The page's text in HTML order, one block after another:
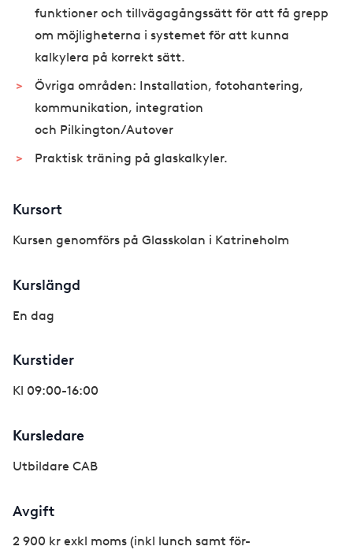
funktioner och tillvägagångssätt för att få grepp
om möjligheterna i systemet för att kunna
kalkylera på korrekt sätt.
Övriga områden: Installation, fotohantering,
kommunikation, integration
och Pilkington/Autover
Praktisk träning på glaskalkyler.
Kursort
Kursen genomförs på Glasskolan i Katrineholm
Kurslängd
En dag
Kurstider
Kl 09:00-16:00
Kursledare
Utbildare CAB
Avgift
2 900 kr exkl moms (inkl lunch samt för-